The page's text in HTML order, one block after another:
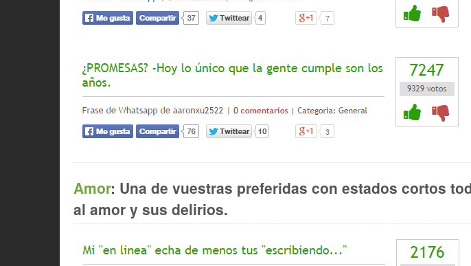
Amor: Una de vuestras preferidas con estados cortos
al amor y sus delirios.